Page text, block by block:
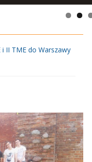
II TME do Warszawy